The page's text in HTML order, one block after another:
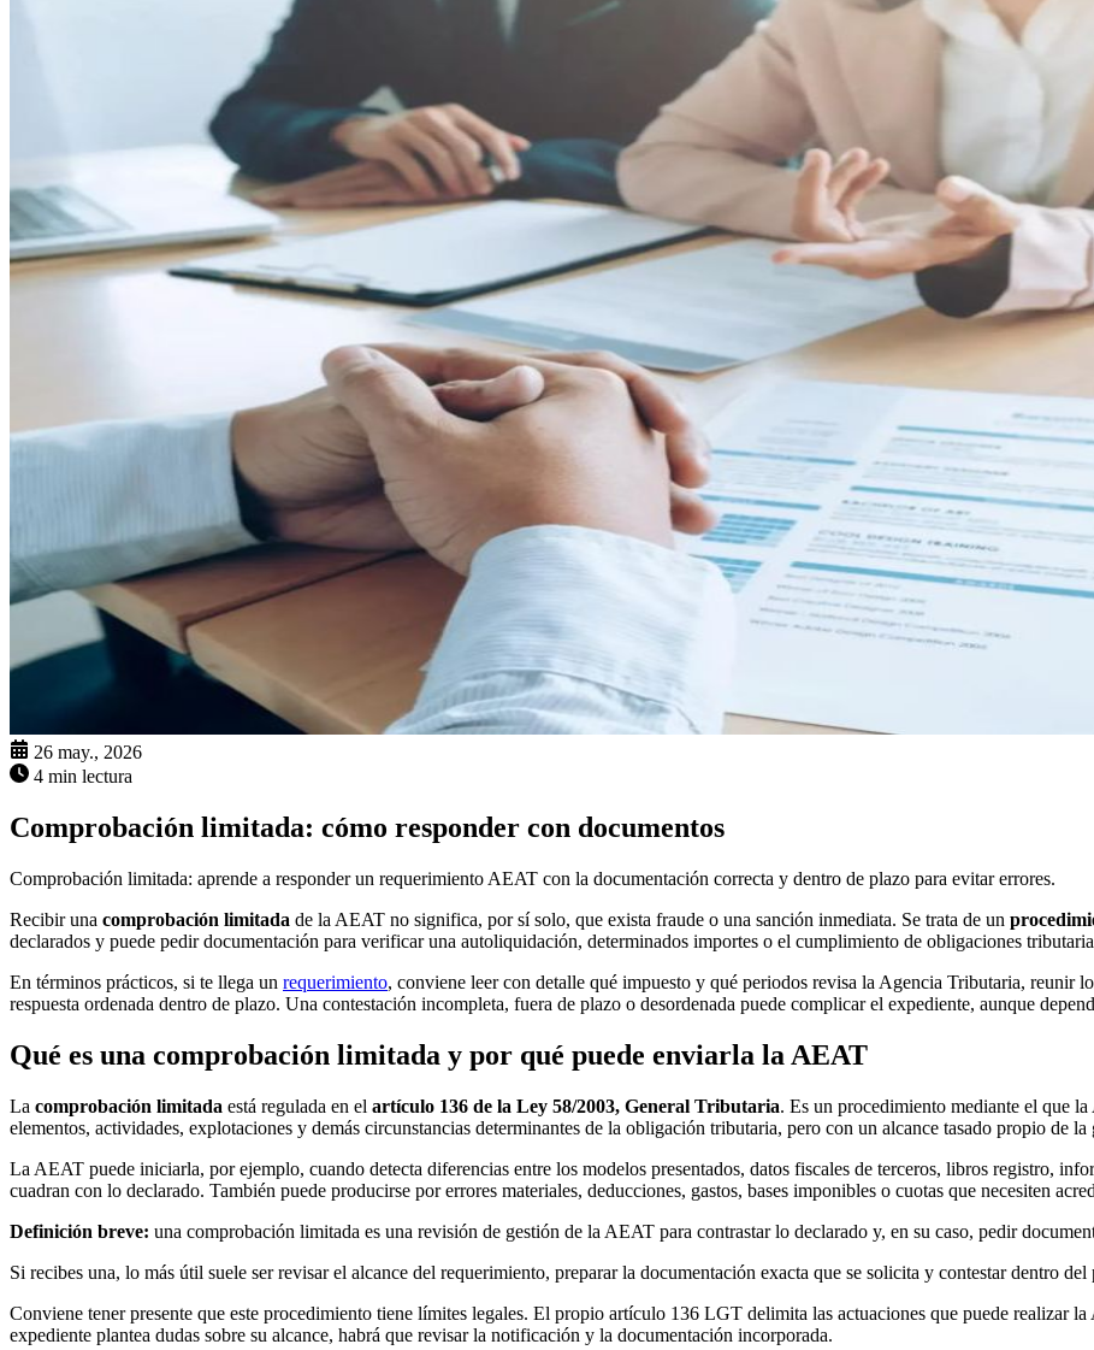
26 may., 2026
4 min lectura
Comprobación limitada: cómo responder con documentos
Comprobación limitada: aprende a responder un requerimiento AEAT con la documentación correcta y dentro de plazo para evitar errores.
Recibir una comprobación limitada de la AEAT no significa, por sí solo, que exista fraude o una sanción inmediata. Se trata de un
declarados y puede pedir documentación para verificar una autoliquidación, determinados importes o el cumplimiento de obligaciones
En términos prácticos, si te llega un requerimiento, conviene leer con detalle qué impuesto y qué periodos revisa la Agencia Tributaria, reunir
respuesta ordenada dentro de plazo. Una contestación incompleta, fuera de plazo o desordenada puede complicar el expediente, aunque
Qué es una comprobación limitada y por qué puede enviarla la AEAT
La comprobación limitada está regulada en el artículo 136 de la Ley 58/2003, General Tributaria. Es un procedimiento mediante el que
elementos, actividades, explotaciones y demás circunstancias determinantes de la obligación tributaria, pero con un alcance tasado propio de la
La AEAT puede iniciarla, por ejemplo, cuando detecta diferencias entre los modelos presentados, datos fiscales de terceros, libros registro,
cuadran con lo declarado. También puede producirse por errores materiales, deducciones, gastos, bases imponibles o cuotas que necesiten
Definición breve: una comprobación limitada es una revisión de gestión de la AEAT para contrastar lo declarado y, en su caso, pedir
Si recibes una, lo más útil suele ser revisar el alcance del requerimiento, preparar la documentación exacta que se solicita y contestar dentro
Conviene tener presente que este procedimiento tiene límites legales. El propio artículo 136 LGT delimita las actuaciones que puede realizar
expediente plantea dudas sobre su alcance, habrá que revisar la notificación y la documentación incorporada.